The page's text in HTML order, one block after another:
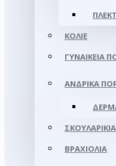
ΚΟΛΙΈ
ΓΥΝΑΙΚΕΊΑ
ΑΝΔΡΙΚΆ
ΣΚΟΥΛΑΡΊΚΙΑ
ΒΡΑΧΙΌΛΙΑ